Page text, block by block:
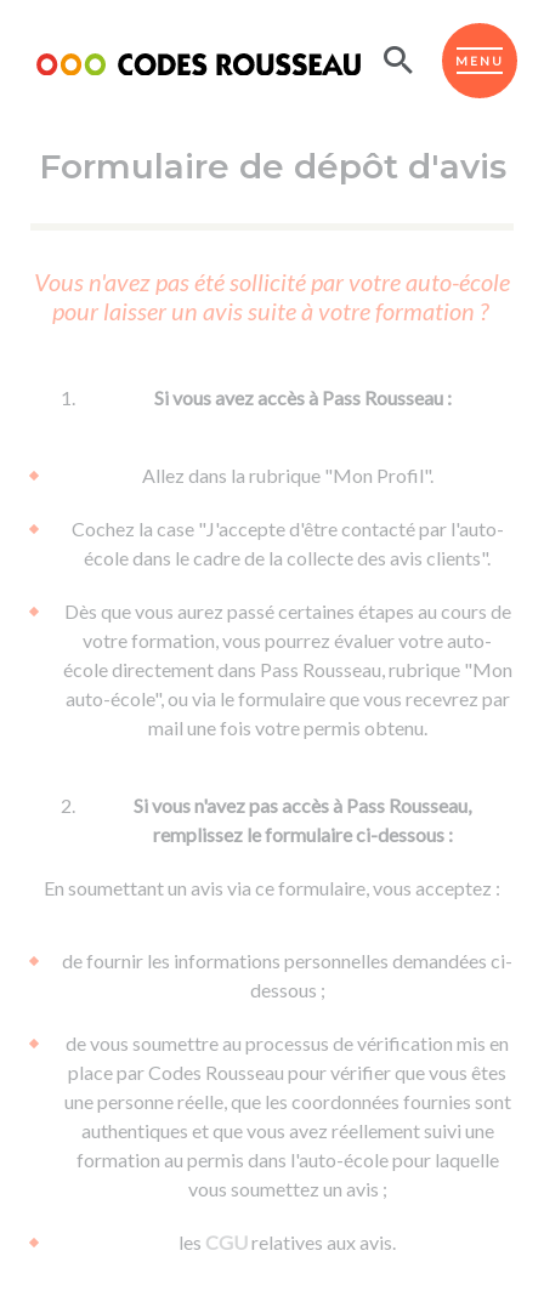
MENU
ESPACE ÉLÈVE
Code de la route
Passer l'ASSR
Réviser le code
Passer l'ETM
Permis voiture
Permis remorque
Permis & handicap
d'apprentissage
De la conduite en voiture
De la conduite à moto
Voir tous les supports
Formations pro.
Permis poids lourd
Formation FCO
Formation CACES
Devenir enseignant de la conduite
Ressources
Formulaire de dépôt d'avis
Vous n'avez pas été sollicité par votre auto-école
pour laisser un avis suite à votre formation ?
Si vous avez accès à Pass Rousseau :
Allez dans la rubrique "Mon Profil".
Cochez la case "J'accepte d'être contacté par l'auto-
école dans le cadre de la collecte des avis clients".
Dès que vous aurez passé certaines étapes au cours de
votre formation, vous pourrez évaluer votre auto-
école directement dans Pass Rousseau, rubrique "Mon
auto-école", ou via le formulaire que vous recevrez par
mail une fois votre permis obtenu.
Si vous n'avez pas accès à Pass Rousseau,
remplissez le formulaire ci-dessous :
En soumettant un avis via ce formulaire, vous acceptez :
de fournir les informations personnelles demandées ci-
dessous ;
de vous soumettre au processus de vérification mis en
place par Codes Rousseau pour vérifier que vous êtes
une personne réelle, que les coordonnées fournies sont
authentiques et que vous avez réellement suivi une
formation au permis dans l'auto-école pour laquelle
vous soumettez un avis ;
les CGUrelatives aux avis.